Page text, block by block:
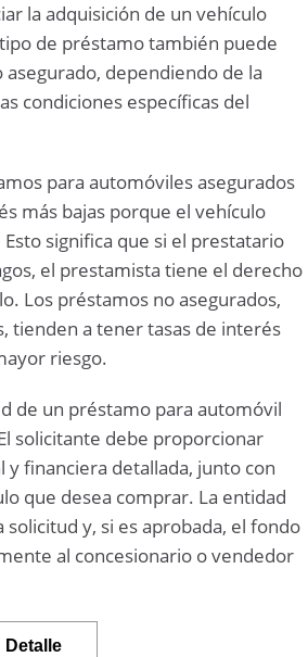
la adquisición de un vehículo
de préstamo también puede
asegurado, dependiendo de la
condiciones específicas del
para automóviles asegurados
más bajas porque el vehículo
significa que si el prestatario
el prestamista tiene el derecho
Los préstamos no asegurados,
tienden a tener tasas de interés
riesgo.
de un préstamo para automóvil
solicitante debe proporcionar
financiera detallada, junto con
que desea comprar. La entidad
y, si es aprobada, el fondo
al concesionario o vendedor
Detalle